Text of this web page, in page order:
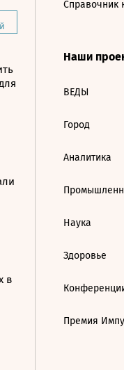
в
Справочник
Наши
ВЕДЫ
Город
Аналитика
Наука
Здоровье
Премия